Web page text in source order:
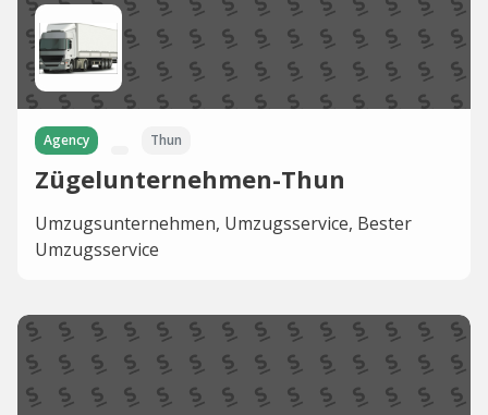
Agency Thun
Zügelunternehmen-Thun
Umzugsunternehmen, Umzugsservice, Bester
Umzugsservice